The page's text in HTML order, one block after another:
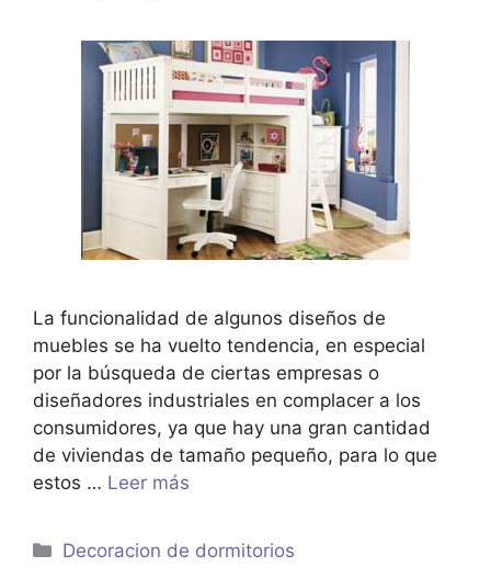
La funcionalidad de algunos diseños de
muebles se ha vuelto tendencia, en especial
por la búsqueda de ciertas empresas o
diseñadores industriales en complacer a los
consumidores, ya que hay una gran cantidad
de viviendas de tamaño pequeño, para lo que
estos … Leer más
Categorías
Decoracion de dormitorios